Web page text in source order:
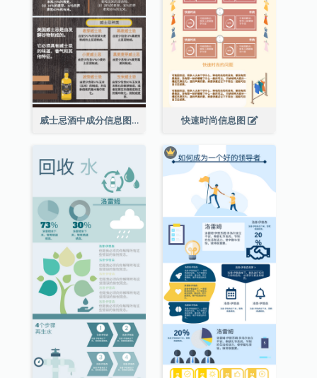
威士忌酒中成分信息图表 快速时尚信息图